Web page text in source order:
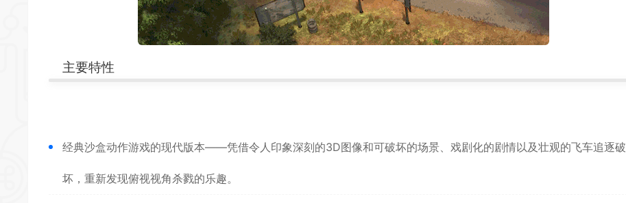
主要特性
经典沙盒动作游戏的现代版本——凭借令人印象深刻的3D图像和可破坏的场景、戏剧化的剧情以及壮观的飞车追逐破
坏，重新发现俯视视角杀戮的乐趣。
*
*